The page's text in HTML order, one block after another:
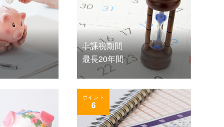
非課税期間
最長20年間
ポイント
6